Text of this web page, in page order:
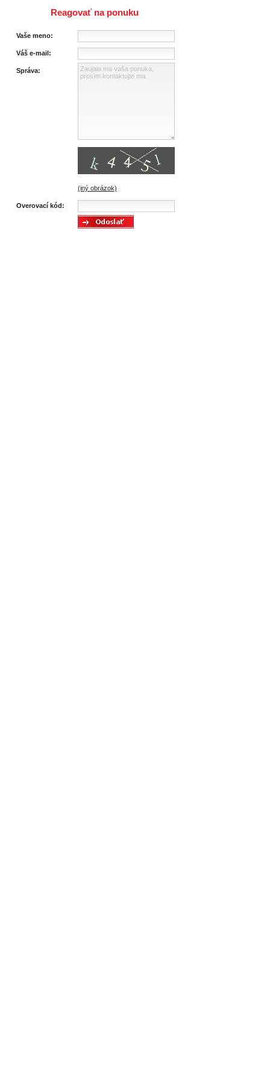
Reagovať na ponuku
Vaše meno:
Váš e-mail:
Správa:
(iný obrázok)
Overovací kód: